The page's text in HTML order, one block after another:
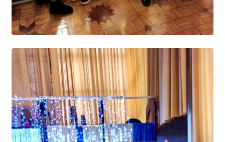
Вакантные места для приёма (перевода)
Международное сотрудничество
Организация питания в образовательной
организации
УЧЕБНАЯ РАБОТА
Расписание занятий
Заочное отделение
Локальные акты